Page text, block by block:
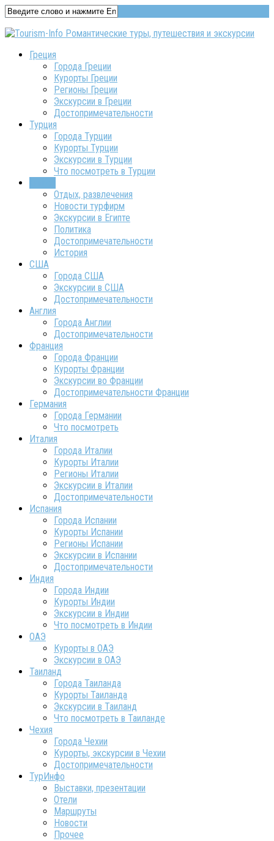
Греция
Города Греции
Курорты Греции
Регионы Греции
Экскурсии в Греции
Достопримечательности
Турция
Города Турции
Курорты Турции
Экскурсии в Турции
Что посмотреть в Турции
Отдых, развлечения
Новости турфирм
Экскурсии в Египте
Политика
Достопримечательности
История
США
Города США
Экскурсии в США
Достопримечательности
Англия
Города Англии
Достопримечательности
Франция
Города Франции
Курорты Франции
Экскурсии во Франции
Достопримечательности Франции
Германия
Города Германии
Что посмотреть
Италия
Города Италии
Курорты Италии
Регионы Италии
Экскурсии в Италии
Достопримечательности
Испания
Города Испании
Курорты Испании
Регионы Испании
Экскурсии в Испании
Достопримечательности
Индия
Города Индии
Курорты Индии
Экскурсии в Индии
Что посмотреть в Индии
ОАЭ
Курорты в ОАЭ
Экскурсии в ОАЭ
Таиланд
Города Таиланда
Курорты Таиланда
Экскурсии в Таиланд
Что посмотреть в Таиланде
Чехия
Города Чехии
Курорты, экскурсии в Чехии
Достопримечательности
ТурИнфо
Выставки, презентации
Отели
Маршруты
Новости
Прочее